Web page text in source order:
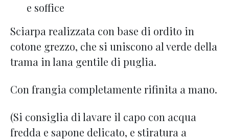
e soffice
Sciarpa realizzata con base di ordito in
cotone grezzo, che si uniscono al verde della
trama in lana gentile di puglia.
Con frangia completamente rifinita a mano.
(Si consiglia di lavare il capo con acqua
fredda e sapone delicato, e stiratura a